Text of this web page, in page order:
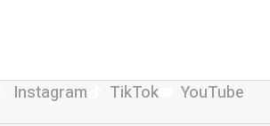
Instagram TikTok YouTube